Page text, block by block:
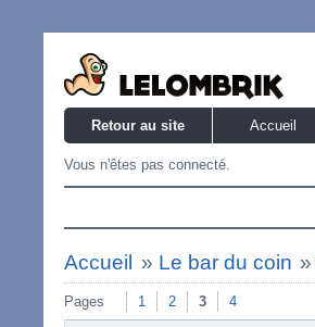
Retour au site Accueil
Vous n'êtes pas connecté.
Accueil » Le bar du coin »
Pages 1 2 3 4